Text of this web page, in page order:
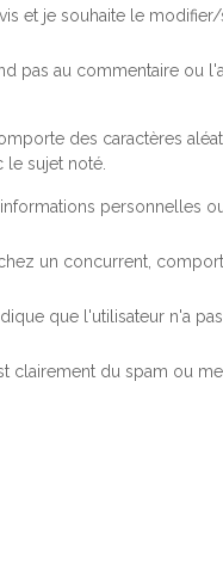
et je souhaite le
pas au commentaire ou
des caractères
le sujet noté.
informations personnelles
chez un concurrent,
que l'utilisateur n'a
clairement du spam ou